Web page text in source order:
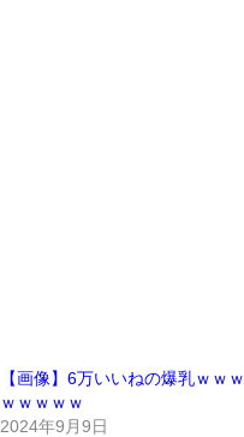
【画像】6万いいねの爆乳ｗｗｗ
ｗｗｗｗｗ
2024年9月9日